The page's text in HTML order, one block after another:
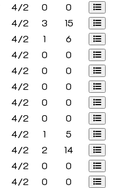
4/2 0
0
4/2 3
15
4/2 1
6
4/2 0
0
4/2 0
0
4/2 0
0
4/2 0
0
4/2 0
0
4/2 1
5
4/2 2
14
4/2 0
0
4/2 0
0